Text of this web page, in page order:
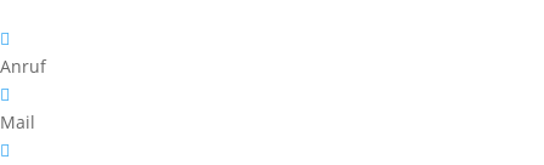

Anruf

Mail
